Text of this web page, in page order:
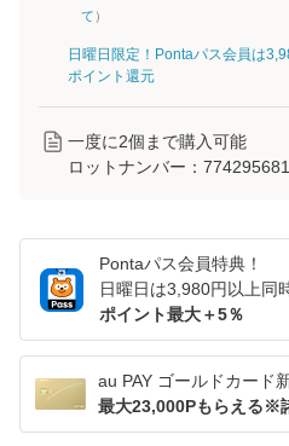
て ）
日曜日限定！Pontaパス会員は
ポイント還元
一度に2個まで購入可能
ロットナンバー： 774295681
Pontaパス会員特典！
日曜日は3,980円以上同
ポイント最大＋5％
au PAY ゴールドカード
最大23,000Pもらえる※